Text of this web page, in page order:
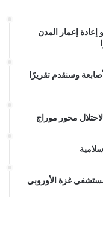
إعادة إعمار المدن
وسنقدم تقريرًا
محور موراج
وصول 18 شهيدا إلى مستشفى غزة الأوروبي